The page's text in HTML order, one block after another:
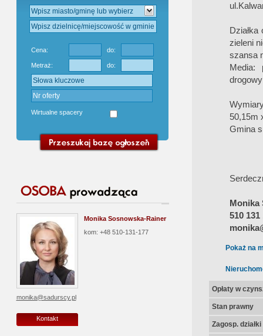
Cena: do:
Metraż: do:
Wirtualne spacery
Monika Sosnowska-Rainer
kom: +48 510-131-177
monika@sadurscy.pl
Kontakt
zieleni
szansa
Media:
50,15m
Gmina
Monika
510 131
Pokaż na
Opłaty w
Stan prawny
Zagosp. działki